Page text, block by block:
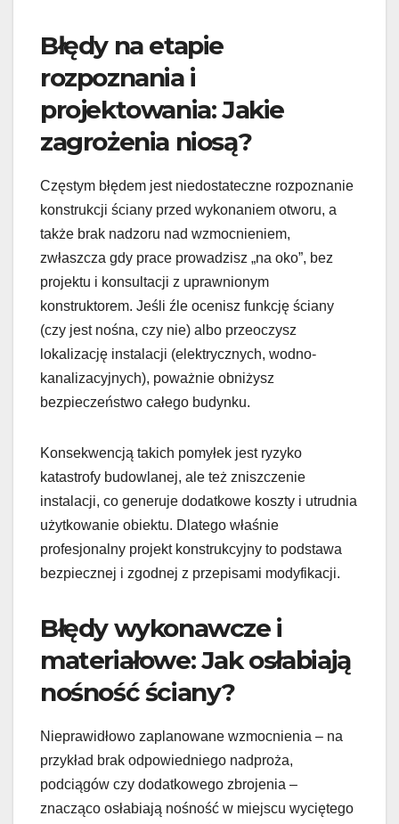
Błędy na etapie
rozpoznania i
projektowania: Jakie
zagrożenia niosą?
Częstym błędem jest niedostateczne rozpoznanie
konstrukcji ściany przed wykonaniem otworu, a
także brak nadzoru nad wzmocnieniem,
zwłaszcza gdy prace prowadzisz „na oko”, bez
projektu i konsultacji z uprawnionym
konstruktorem. Jeśli źle ocenisz funkcję ściany
(czy jest nośna, czy nie) albo przeoczysz
lokalizację instalacji (elektrycznych, wodno-
kanalizacyjnych), poważnie obniżysz
bezpieczeństwo całego budynku.
Konsekwencją takich pomyłek jest ryzyko
katastrofy budowlanej, ale też zniszczenie
instalacji, co generuje dodatkowe koszty i utrudnia
użytkowanie obiektu. Dlatego właśnie
profesjonalny projekt konstrukcyjny to podstawa
bezpiecznej i zgodnej z przepisami modyfikacji.
Błędy wykonawcze i
materiałowe: Jak osłabiają
nośność ściany?
Nieprawidłowo zaplanowane wzmocnienia – na
przykład brak odpowiedniego nadproża,
podciągów czy dodatkowego zbrojenia –
znacząco osłabiają nośność w miejscu wyciętego